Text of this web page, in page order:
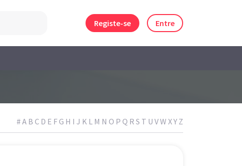
Registe-se Entre
#A B C D E F G H I J K L M N O P Q R S T U VW XY Z